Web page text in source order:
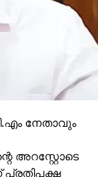
നേതാവും
അറസ്റ്റോടെ